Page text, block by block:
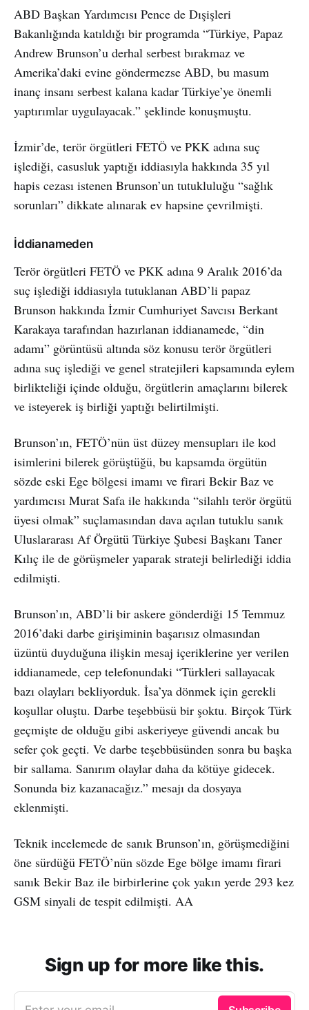
ABD Başkan Yardımcısı Pence de Dışişleri
Bakanlığında katıldığı bir programda “Türkiye, Papaz
Andrew Brunson’u derhal serbest bırakmaz ve
Amerika’daki evine göndermezse ABD, bu masum
inanç insanı serbest kalana kadar Türkiye’ye önemli
yaptırımlar uygulayacak.” şeklinde konuşmuştu.
İzmir’de, terör örgütleri FETÖ ve PKK adına suç
işlediği, casusluk yaptığı iddiasıyla hakkında 35 yıl
hapis cezası istenen Brunson’un tutukluluğu “sağlık
sorunları” dikkate alınarak ev hapsine çevrilmişti.
İddianameden
Terör örgütleri FETÖ ve PKK adına 9 Aralık 2016’da
suç işlediği iddiasıyla tutuklanan ABD’li papaz
Brunson hakkında İzmir Cumhuriyet Savcısı Berkant
Karakaya tarafından hazırlanan iddianamede, “din
adamı” görüntüsü altında söz konusu terör örgütleri
adına suç işlediği ve genel stratejileri kapsamında eylem
birlikteliği içinde olduğu, örgütlerin amaçlarını bilerek
ve isteyerek iş birliği yaptığı belirtilmişti.
Brunson’ın, FETÖ’nün üst düzey mensupları ile kod
isimlerini bilerek görüştüğü, bu kapsamda örgütün
sözde eski Ege bölgesi imamı ve firari Bekir Baz ve
yardımcısı Murat Safa ile hakkında “silahlı terör örgütü
üyesi olmak” suçlamasından dava açılan tutuklu sanık
Uluslararası Af Örgütü Türkiye Şubesi Başkanı Taner
Kılıç ile de görüşmeler yaparak strateji belirlediği iddia
edilmişti.
Brunson’ın, ABD’li bir askere gönderdiği 15 Temmuz
2016’daki darbe girişiminin başarısız olmasından
üzüntü duyduğuna ilişkin mesaj içeriklerine yer verilen
iddianamede, cep telefonundaki “Türkleri sallayacak
bazı olayları bekliyorduk. İsa’ya dönmek için gerekli
koşullar oluştu. Darbe teşebbüsü bir şoktu. Birçok Türk
geçmişte de olduğu gibi askeriyeye güvendi ancak bu
sefer çok geçti. Ve darbe teşebbüsünden sonra bu başka
bir sallama. Sanırım olaylar daha da kötüye gidecek.
Sonunda biz kazanacağız.” mesajı da dosyaya
eklenmişti.
Teknik incelemede de sanık Brunson’ın, görüşmediğini
öne sürdüğü FETÖ’nün sözde Ege bölge imamı firari
sanık Bekir Baz ile birbirlerine çok yakın yerde 293 kez
GSM sinyali de tespit edilmişti. AA
Sign up for more like this.